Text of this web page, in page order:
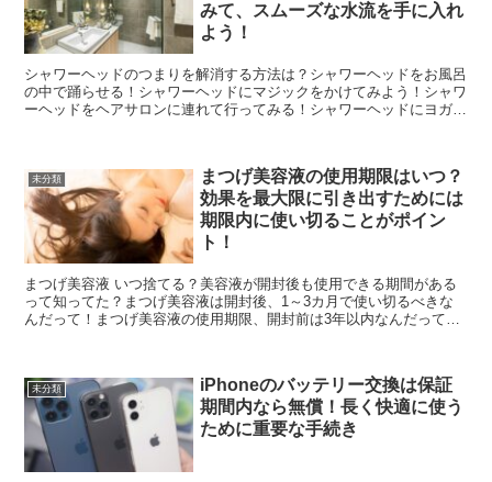
みて、スムーズな水流を手に入れ
よう！
シャワーヘッドのつまりを解消する方法は？シャワーヘッドをお風呂
の中で踊らせる！シャワーヘッドにマジックをかけてみよう！シャワ
ーヘッドをヘアサロンに連れて行ってみる！シャワーヘッドにヨガを
未分類
まつげ美容液の使用期限はいつ？
効果を最大限に引き出すためには
期限内に使い切ることがポイン
ト！
まつげ美容液 いつ捨てる？美容液が開封後も使用できる期間がある
って知ってた？まつげ美容液は開封後、1～3カ月で使い切るべきな
んだって！まつげ美容液の使用期限、開封前は3年以内なんだって！
未分類
iPhoneのバッテリー交換は保証
期間内なら無償！長く快適に使う
ために重要な手続き